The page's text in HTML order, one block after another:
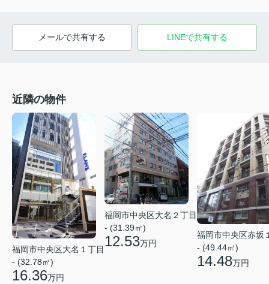
メールで共有する LINEで共有する
近隣の物件
福岡市中央区大名１丁目
- (32.78㎡)
16.36万円
福岡市中央区大名２丁目
- (31.39㎡)
12.53万円
福岡市中央区赤坂
- (49.44㎡)
14.48万円